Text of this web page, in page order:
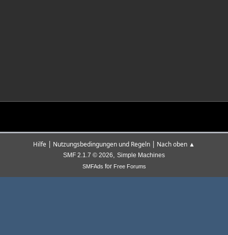
Hilfe | Nutzungsbedingungen und Regeln | Nach oben ▲
SMF 2.1.7 © 2026, Simple Machines
SMFAds for Free Forums